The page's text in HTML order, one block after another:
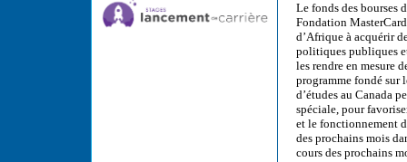
Le fonds des bourses
Fondation
d’Afrique à acquérir
politiques publiques
les rendre en mesure
programme fondé sur
d’études au Canada
spéciale, pour
et le fonctionnement
des prochains mois
cours des prochains